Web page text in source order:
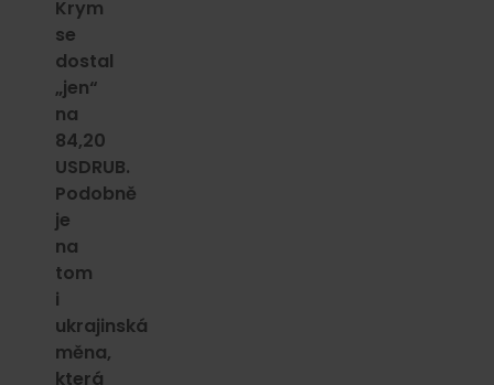
Krym
se
dostal
„jen“
na
84,20
USDRUB.
Podobně
je
na
tom
i
ukrajinská
měna,
která